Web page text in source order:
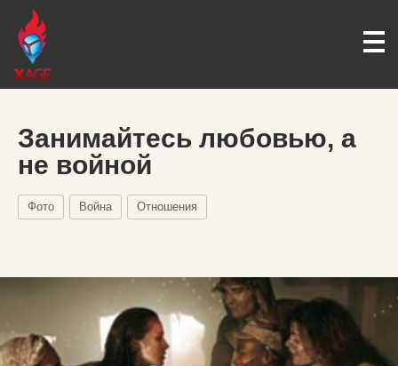
Занимайтесь любовью, а
не войной
Фото Война Отношения